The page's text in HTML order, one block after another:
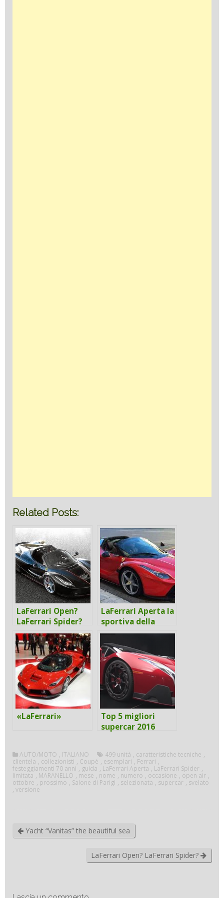
Related Posts:
LaFerrari Open?
LaFerrari Spider?
LaFerrari Aperta la
sportiva della
Ferrari
«LaFerrari»
Top 5 migliori
supercar 2016
AUTO/MOTO , ITALIANO 499 unità , caratteristiche tecniche ,
clientela , collezionisti , Coupé , esemplari , Ferrari ,
festeggiamenti 70 anni , guida , LaFerrari Aperta , LaFerrari Spider ,
limitata , MARANELLO , mese , nome , numero , occasione , open air ,
ottobre , prossimo , Salone di Parigi , selezionata , supercar , svelato
, versione
Yacht “Vanitas” the beautiful sea
LaFerrari Open? LaFerrari Spider?